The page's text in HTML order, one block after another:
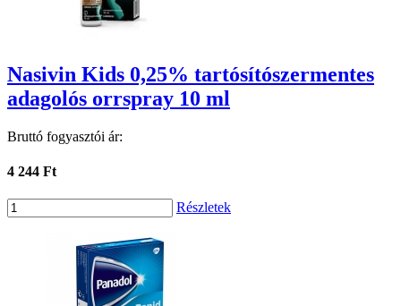
Nasivin Kids 0,25% tartósítószermentes
adagolós orrspray 10 ml
Bruttó fogyasztói ár:
4 244 Ft
Részletek